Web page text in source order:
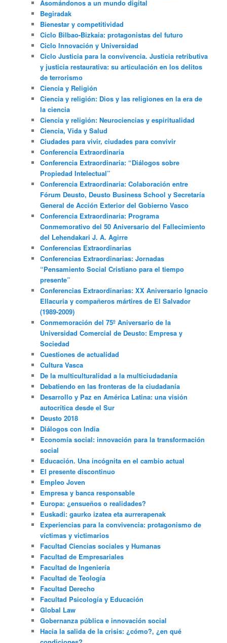
Asomándonos a un mundo digital
Begiradak
Bienestar y competitividad
Ciclo Bilbao-Bizkaia: protagonistas del futuro
Ciclo Innovación y Universidad
Ciclo Justicia para la convivencia. Justicia retributiva
y justicia restaurativa: su articulación en los delitos
de terrorismo
Ciencia y Religión
Ciencia y religión: Dios y las religiones en la era de
la ciencia
Ciencia y religión: Neurociencias y espiritualidad
Ciencia, Vida y Salud
Ciudades para vivir, ciudades para convivir
Conferencia Extraordinaria
Conferencia Extraordinaria: “Diálogos sobre
Propiedad Intelectual”
Conferencia Extraordinaria: Colaboración entre
Fórum Deusto, Deusto Business School y Secretaría
General de Acción Exterior del Gobierno Vasco
Conferencia Extraordinaria: Programa
Conmemorativo del 50 Aniversario del Fallecimiento
del Lehendakari J. A. Agirre
Conferencias Extraordinarias
Conferencias Extraordinarias: Jornadas
“Pensamiento Social Cristiano para el tiempo
presente”
Conferencias Extraordinarias: XX Aniversario Ignacio
Ellacuria y compañeros mártires de El Salvador
(1989-2009)
Conmemoración del 75º Aniversario de la
Universidad Comercial de Deusto: Empresa y
Sociedad
Cuestiones de actualidad
Cultura Vasca
De la multiculturalidad a la multiciudadania
Debatiendo en las fronteras de la ciudadanía
Desarrollo y Paz en América Latina: una visión
autocrítica desde el Sur
Deusto 2018
Diálogos con India
Economía social: innovación para la transformación
social
Educación. Una incógnita en el cambio actual
El presente discontinuo
Empleo Joven
Empresa y banca responsable
Europa: ¿ensueños o realidades?
Euskadi: gaurko izatea eta aurrerapenak
Experiencias para la convivencia: protagonismo de
víctimas y victimarios
Facultad Ciencias sociales y Humanas
Facultad de Empresariales
Facultad de Ingeniería
Facultad de Teología
Facultad Derecho
Facultad Psicología y Educación
Global Law
Gobernanza pública e innovación social
Hacia la salida de la crisis: ¿cómo?, ¿en qué